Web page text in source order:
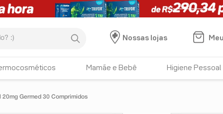
Nossas lojas
Mamãe e Bebê Higiene Pessoal
20mg Germed 30 Comprimidos